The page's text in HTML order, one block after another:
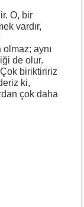
O, bir
vardır,
olmaz; aynı
de olur.
biriktiririz
ki,
çok daha